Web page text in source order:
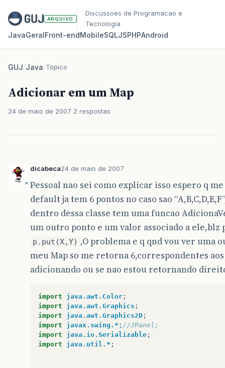
ARQUIVO
Discussoes de Programacao e
Tecnologia
JavaGeralFront‑endMobileSQLJSPHPAndroid
GUJ/Java/Topico
Adicionar em um Map
24 de maio de 2007 2 respostas
dicabeca24 de maio de 2007
Pessoal nao sei como explicar isso espero q
default ja tem 6 pontos no caso sao
dentro dessa classe tem uma funcao
um outro ponto e um valor associado a
p.put(X,Y) ,O problema e q qnd vou ver uma
meu Map so me retorna 6,correspondentes
adicionando ou se nao estou retornando
import java.awt.Color ;
import
java.awt.Graphics ;
import
java.awt.Graphics2D ;
import
javax.swing.* ; //JPanel;
import
java.io.Serializable ;
import
java.util.* ;